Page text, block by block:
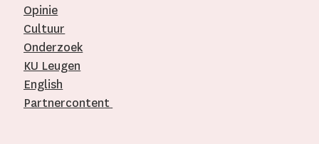
Opinie
Cultuur
Onderzoek
KU Leugen
English
Partnercontent